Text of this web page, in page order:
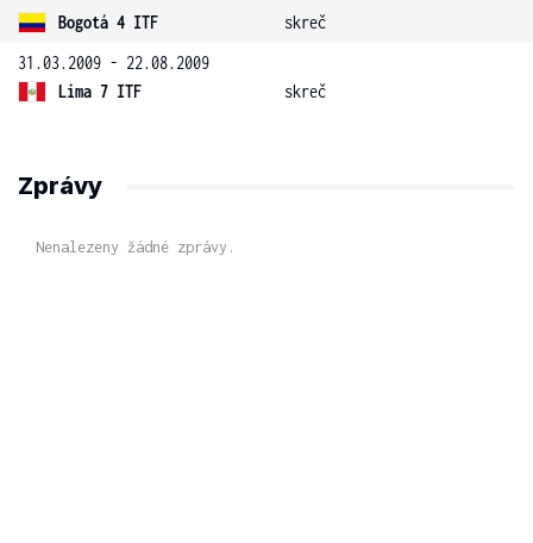
Bogotá 4 ITF
skreč
31.03.2009 - 22.08.2009
Lima 7 ITF
skreč
Zprávy
Nenalezeny žádné zprávy.